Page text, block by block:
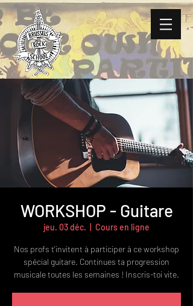
WORKSHOP - Guitare
jeu. 03 déc. Cours en ligne
Nos profs t'invitent à participer à ce workshop
spécial guitare. Continues ta progression
musicale toutes les semaines ! Inscris-toi vite.